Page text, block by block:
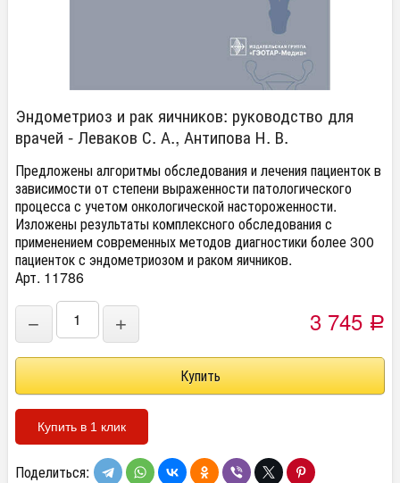
Эндометриоз и рак яичников: руководство для
врачей - Леваков С. А., Антипова Н. В.
Предложены алгоритмы обследования и лечения пациенток в
зависимости от степени выраженности патологического
процесса с учетом онкологической настороженности.
Изложены результаты комплексного обследования с
применением современных методов диагностики более 300
пациенток с эндометриозом и раком яичников.
Арт. 11786
− + 3 745 Р
Купить в 1 клик
Поделиться: